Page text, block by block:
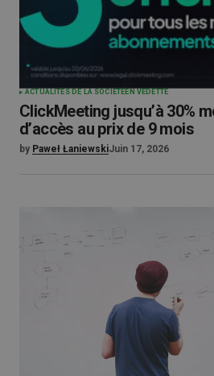
ACTUALITÉS DE LA SOCIÉTÉ EN VEDETTE
ClickMeeting jusqu’à 30%
d’accès au prix de 9 mois
by Paweł ŁaniewskiJuin 17, 2026